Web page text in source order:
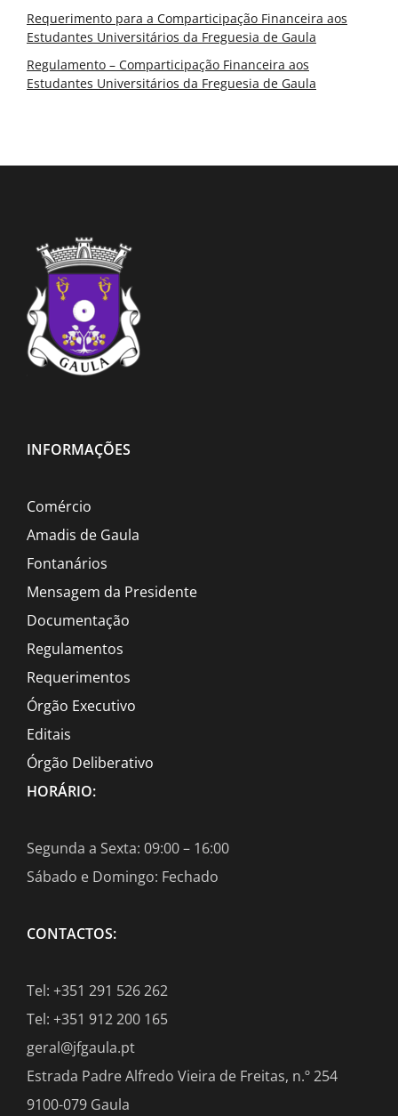
Requerimento para a Comparticipação Financeira aos
Estudantes Universitários da Freguesia de Gaula
Regulamento – Comparticipação Financeira aos
Estudantes Universitários da Freguesia de Gaula
INFORMAÇÕES
Comércio
Amadis de Gaula
Fontanários
Mensagem da Presidente
Documentação
Regulamentos
Requerimentos
Órgão Executivo
Editais
Órgão Deliberativo
HORÁRIO:
Segunda a Sexta: 09:00 – 16:00
Sábado e Domingo: Fechado
CONTACTOS:
Tel: +351 291 526 262
Tel: +351 912 200 165
geral@jfgaula.pt
Estrada Padre Alfredo Vieira de Freitas, n.º 254
9100-079 Gaula